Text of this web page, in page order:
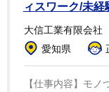
ィスワーク/未
大信工業有限会社
愛知県
【仕事内容】モ